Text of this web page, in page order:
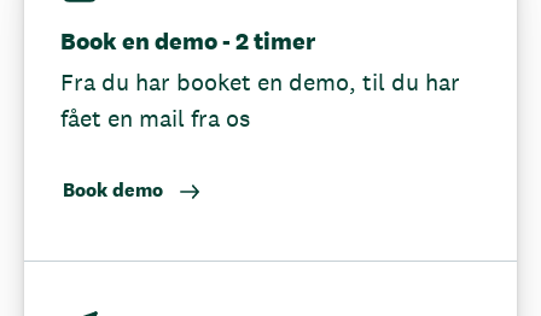
Book en demo - 2 timer
Fra du har booket en demo, til du har
fået en mail fra os
Book demo